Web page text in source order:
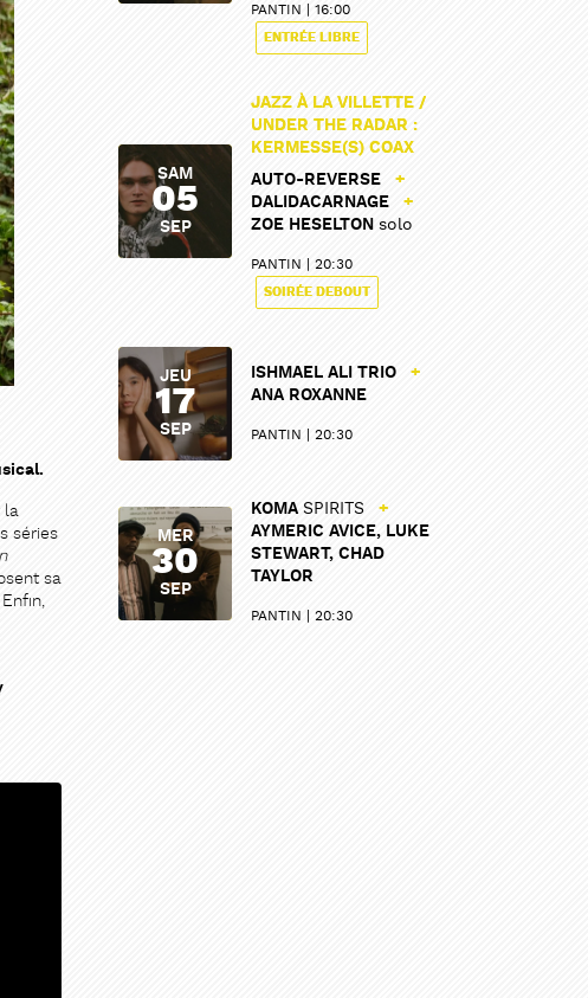
la
séries
sa
PANTIN 16:00
ENTRÉE LIBRE
SAM
05
SEP
JAZZ À LA VILLETTE /
UNDER THE RADAR :
KERMESSE(S) COAX
AUTO-REVERSE
+
DALIDACARNAGE
+
ZOE HESELTON solo
PANTIN 20:30
SOIRÉE DEBOUT
JEU
17
SEP
ISHMAEL ALI TRIO
+
ANA ROXANNE
PANTIN 20:30
MER
30
SEP
KOMA SPIRITS
+
AYMERIC AVICE, LUKE
STEWART, CHAD
TAYLOR
PANTIN 20:30